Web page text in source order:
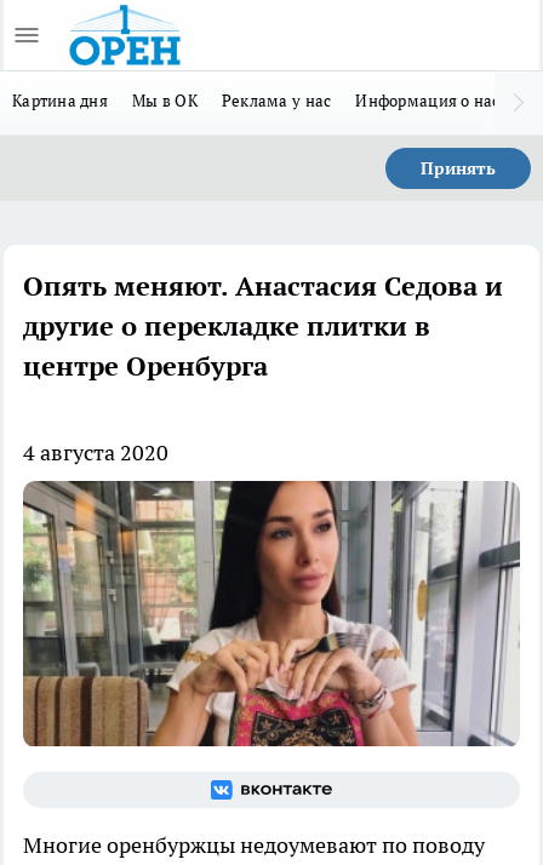
Картина дня Мы в ОК Реклама у нас Информация о нас
Принять
Опять меняют. Анастасия Седова и
другие о перекладке плитки в
центре Оренбурга
4 августа 2020
Многие оренбуржцы недоумевают по поводу